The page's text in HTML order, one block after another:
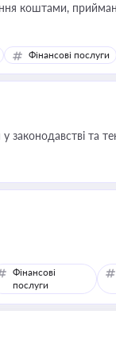
Фінансові послуги
та
Фінансові
послуги